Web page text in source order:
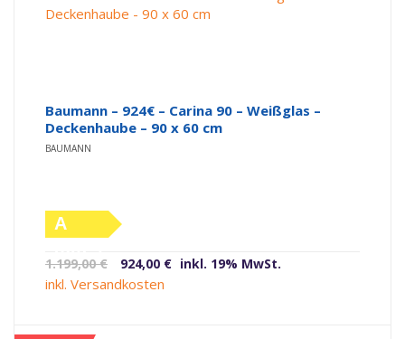
Baumann – 924€ – Carina 90 – Weißglas –
Deckenhaube – 90 x 60 cm
BAUMANN
A
Label)
1.199,00€
Ursprünglicher
Preis
924,00 € Aktueller
inkl. 19% MwSt.
inkl. Versandkosten